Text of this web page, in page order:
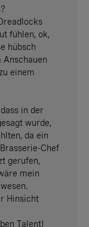
fühlen, ok,
hübsch
Anschauen
einem
in der
wurde,
da ein
Chef
gerufen,
mein
Hinsicht
Talent!